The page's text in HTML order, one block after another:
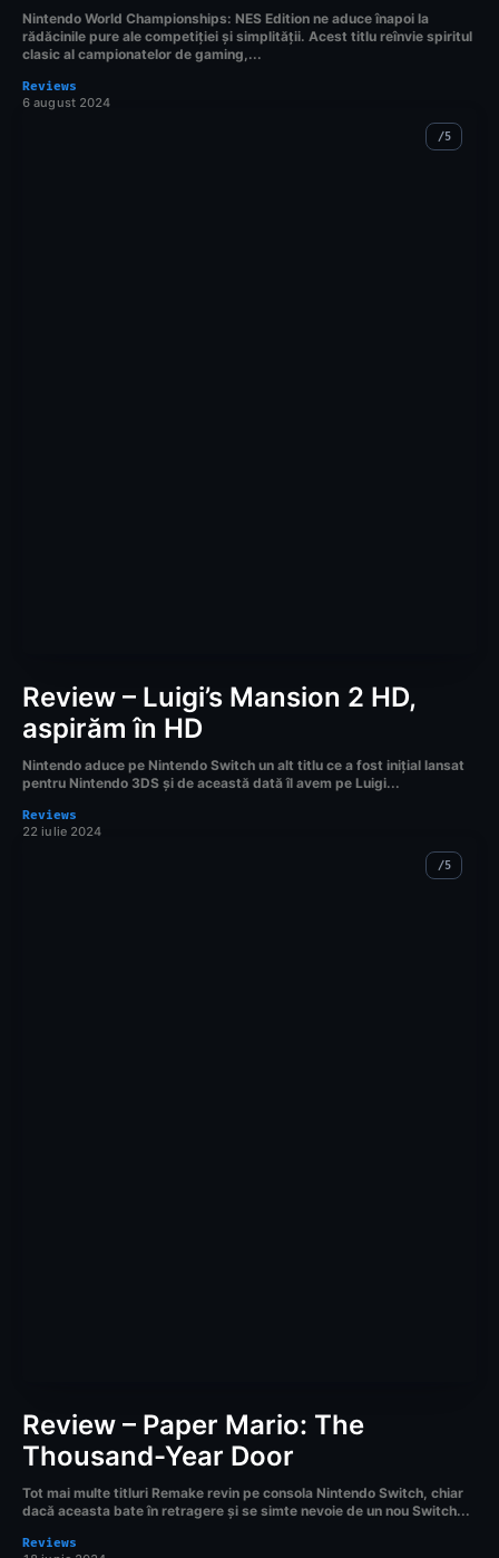
Nintendo World Championships: NES Edition ne aduce înapoi la
rădăcinile pure ale competiției și simplității. Acest titlu reînvie spiritul
clasic al campionatelor de gaming,...
Reviews
6 august 2024
Review – Luigi’s Mansion 2 HD,
aspirăm în HD
Nintendo aduce pe Nintendo Switch un alt titlu ce a fost inițial lansat
pentru Nintendo 3DS și de această dată îl avem pe Luigi...
Reviews
22 iulie 2024
Review – Paper Mario: The
Thousand-Year Door
Tot mai multe titluri Remake revin pe consola Nintendo Switch, chiar
dacă aceasta bate în retragere și se simte nevoie de un nou Switch...
Reviews